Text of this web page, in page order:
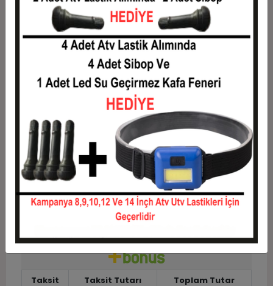
2.061,84 TL
4.123,68 TL
3
1.470,78 TL
4.412,34 TL
915,46 TL
4.577,28 TL
776,63 TL
7
677,46 TL
4.742,23 TL
8
603,09 TL
4.824,71 TL
545,24 TL
4.907,18 TL
10
498,97 TL
4.989,65 TL
11
457,35 TL
5.030,89 TL
426,11 TL
Taksit Taksit Tutarı
Toplam Tutar